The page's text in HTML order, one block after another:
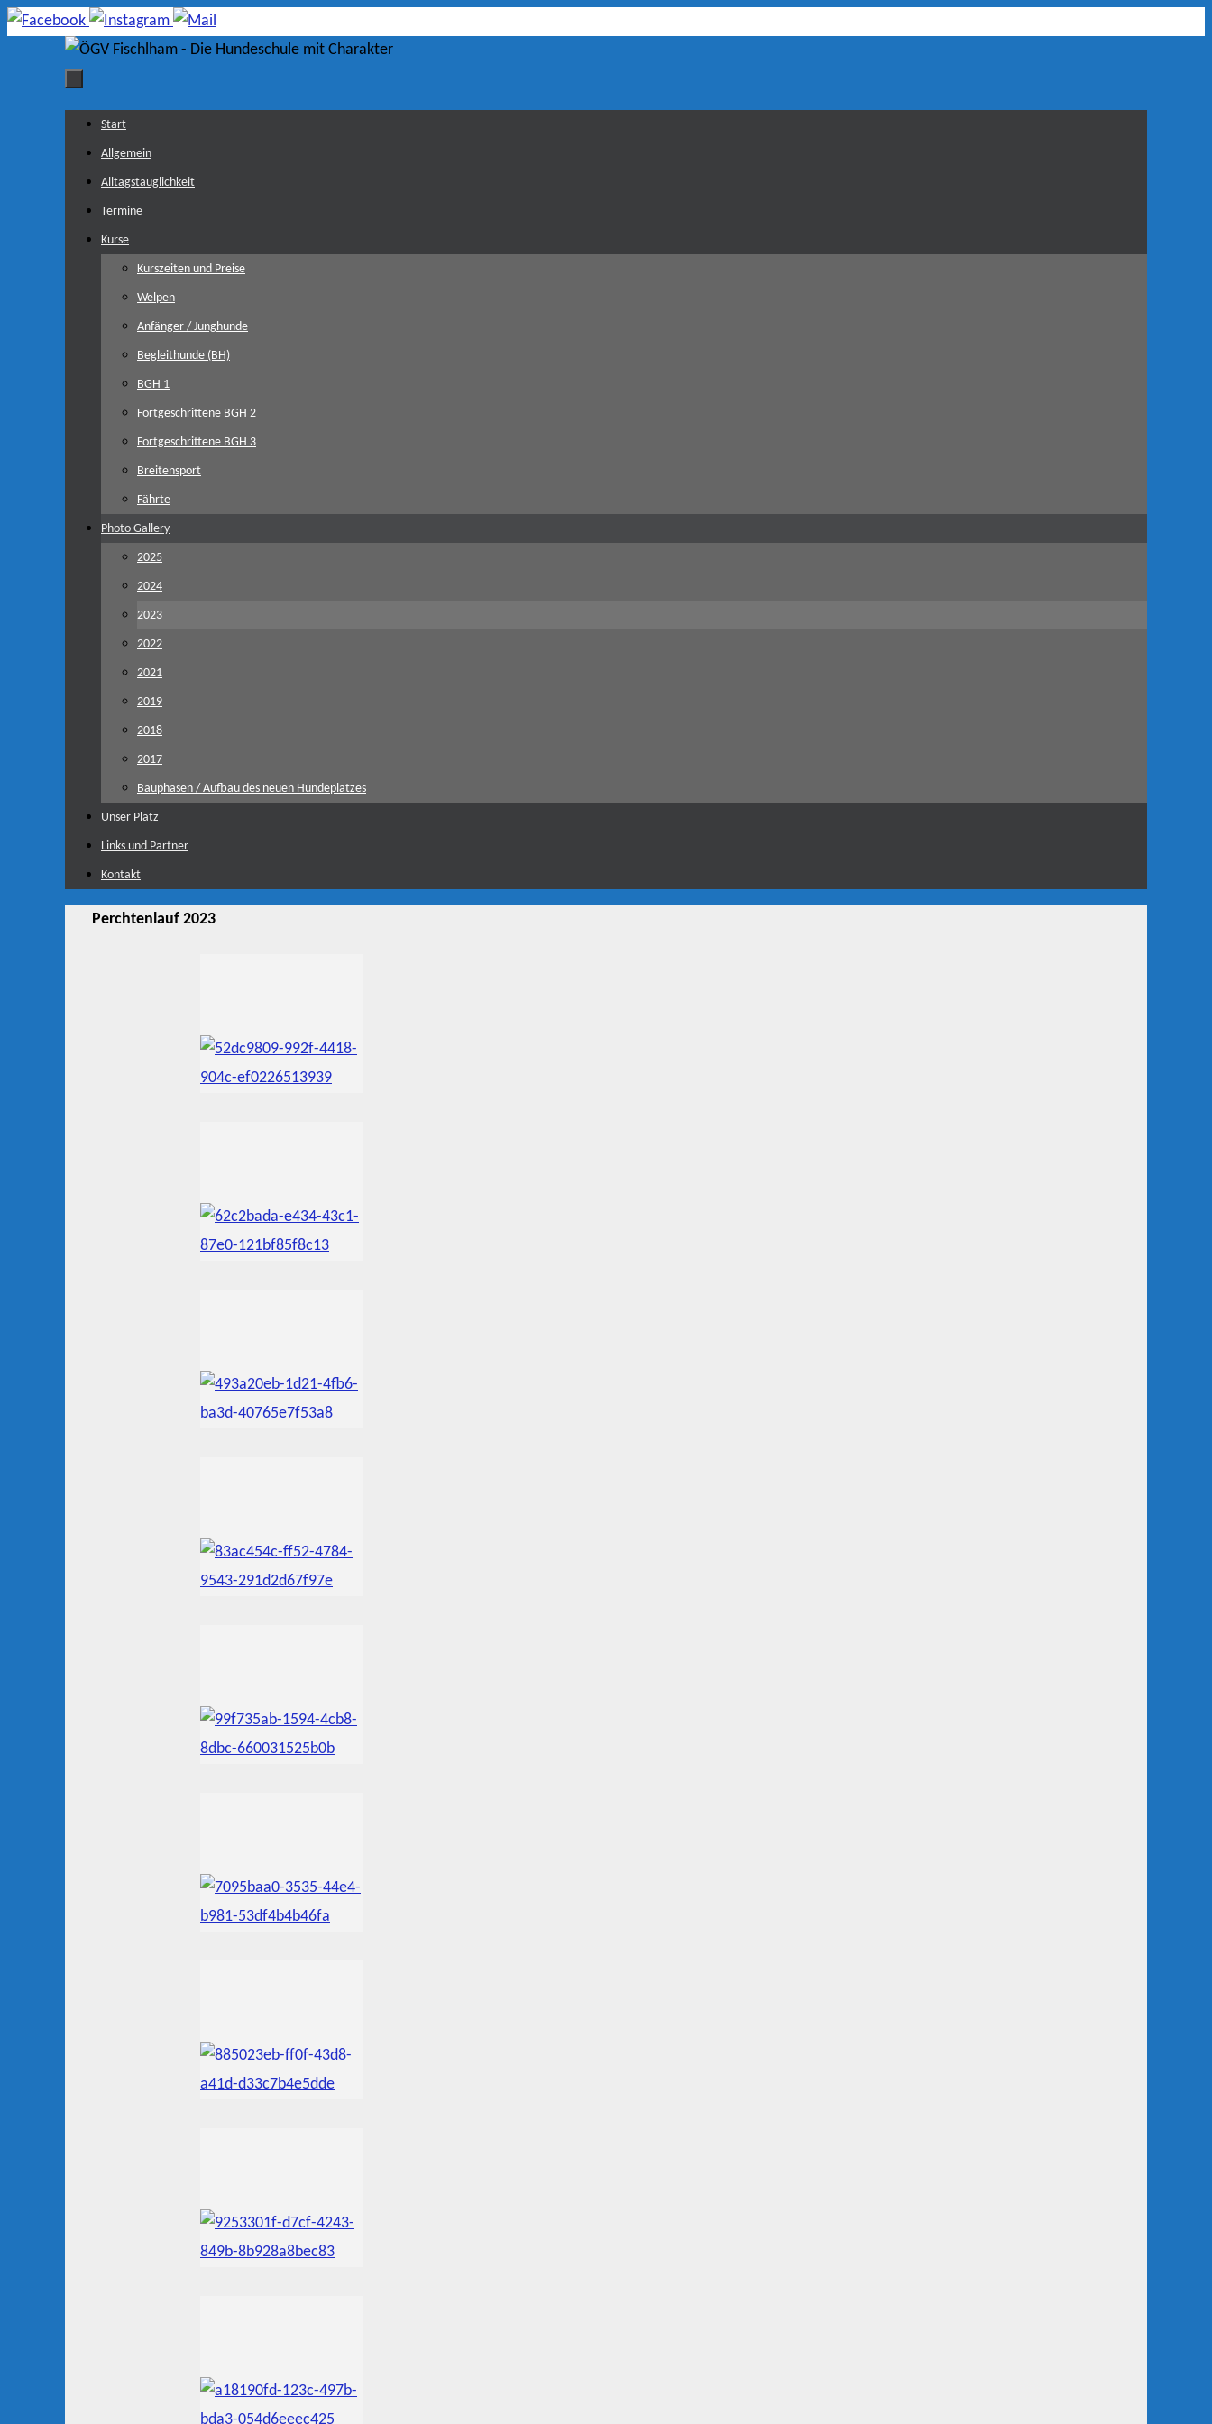
Zum
Zum
Inhalt
springen
Start
Allgemein
Alltagstauglichkeit
Termine
Kurse
Kurszeiten und Preise
Welpen
Anfänger / Junghunde
Begleithunde (BH)
BGH 1
Fortgeschrittene BGH 2
Fortgeschrittene BGH 3
Breitensport
Fährte
Photo Gallery
2025
2024
2023
2022
2021
2019
2018
2017
Bauphasen / Aufbau des neuen Hundeplatzes
Unser Platz
Links und Partner
Kontakt
Perchtenlauf 2023